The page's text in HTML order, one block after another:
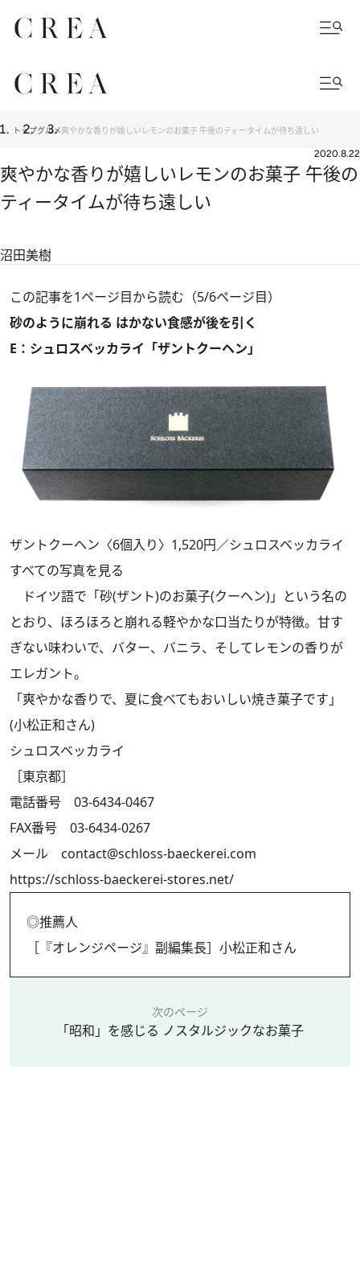
トップグルメ爽やかな香りが嬉しいレモンのお菓子 午後のティータイムが待ち遠しい
2020.8.22
爽やかな香りが嬉しいレモンのお菓子 午後の
ティータイムが待ち遠しい
沼田美樹
この記事を1ページ目から読む（5/6ページ目）
砂のように崩れる はかない食感が後を引く
E：シュロスベッカライ「ザントクーヘン」
ザントクーヘン〈6個入り〉1,520円／シュロスベッカライ
すべての写真を見る
ドイツ語で「砂(ザント)のお菓子(クーヘン)」という名の
とおり、ほろほろと崩れる軽やかな口当たりが特徴。甘す
ぎない味わいで、バター、バニラ、そしてレモンの香りが
エレガント。
「爽やかな香りで、夏に食べてもおいしい焼き菓子です」
(小松正和さん)
シュロスベッカライ
［東京都］
電話番号 03-6434-0467
FAX番号 03-6434-0267
メール contact@schloss-baeckerei.com
https://schloss-baeckerei-stores.net/
◎推薦人
［『オレンジページ』副編集長］小松正和さん
次のページ
「昭和」を感じる ノスタルジックなお菓子